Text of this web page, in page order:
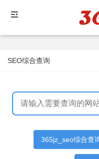
SEO综合查询
365jz_seo综合查